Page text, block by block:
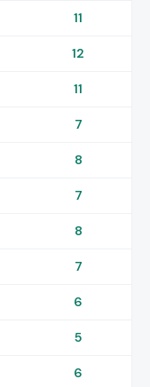
11
12
11
7
8
7
8
7
6
5
6